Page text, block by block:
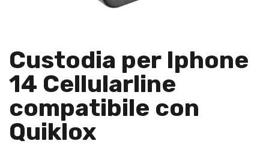
Custodia per Iphone
14 Cellularline
compatibile con
Quiklox